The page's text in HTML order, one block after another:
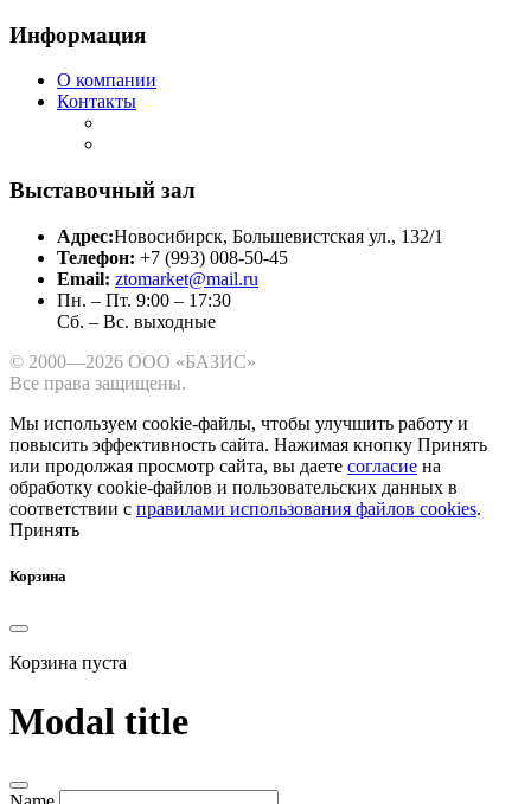
Информация
О компании
Контакты
Выставочный зал
Адрес:Новосибирск, Большевистская ул., 132/1
Телефон: +7 (993) 008-50-45
Email: ztomarket@mail.ru
Пн. – Пт. 9:00 – 17:30
Сб. – Вс. выходные
© 2000—2026 ООО «БАЗИС»
Все права защищены.
Мы используем cookie-файлы, чтобы улучшить работу и
повысить эффективность сайта. Нажимая кнопку Принять
или продолжая просмотр сайта, вы даете согласие на
обработку cookie-файлов и пользовательских данных в
соответствии с правилами использования файлов cookies.
Принять
Корзина
Корзина пуста
Modal title